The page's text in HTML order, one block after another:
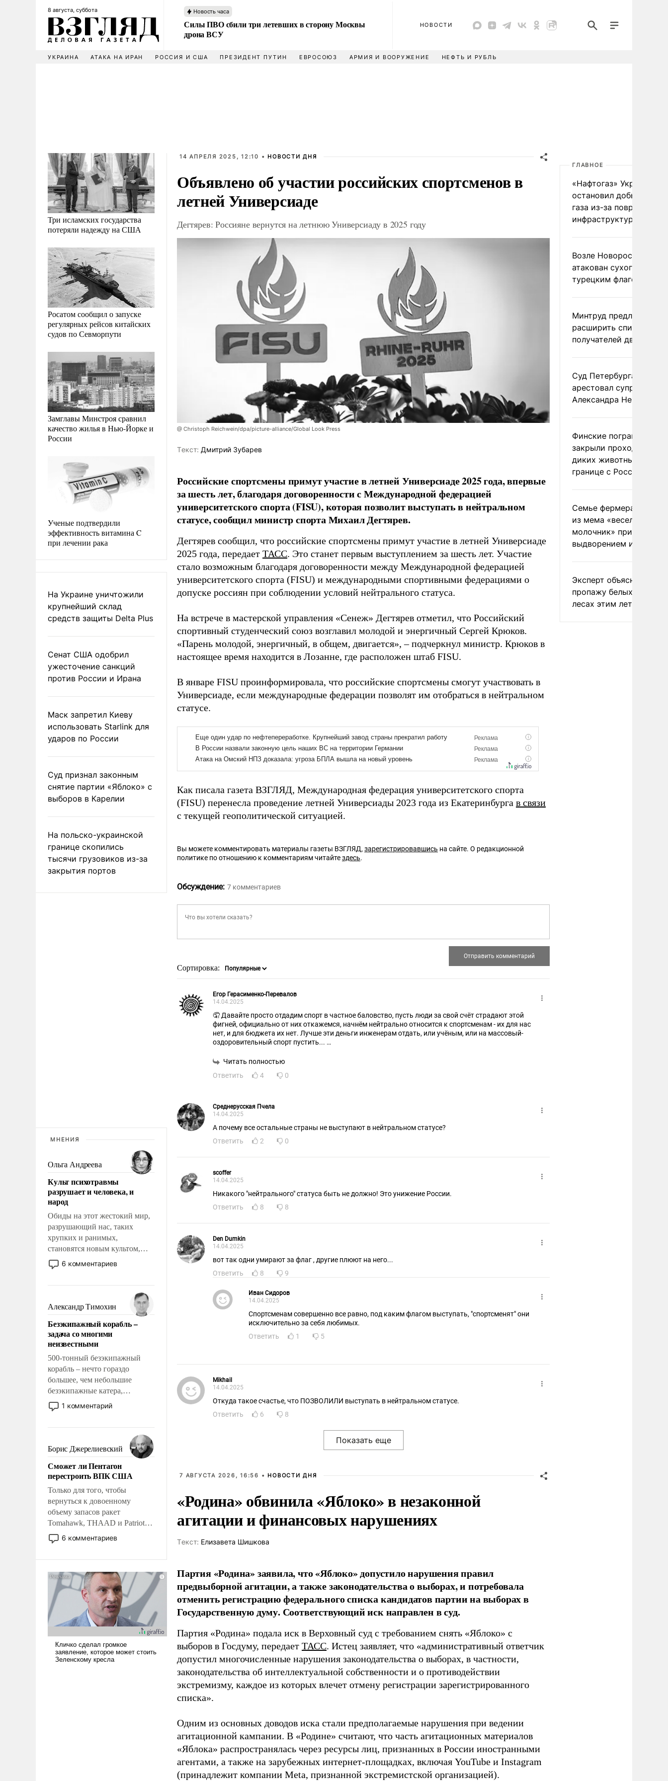
8 августа, суббота Новость часа
Силы ПВО сбили три летевших в сторону Москвы
дрона ВСУ
НОВОСТИ
УКРАИНА АТАКА НА ИРАН РОССИЯ И США ПРЕЗИДЕНТ ПУТИН ЕВРОСОЮЗ АРМИЯ И ВООРУЖЕНИЕ НЕФТЬ И РУБЛЬ
Три исламских государства
потеряли надежду на США
Росатом сообщил о запуске
регулярных рейсов китайских
судов по Севморпути
Замглавы Минстроя сравнил
качество жилья в Нью-Йорке и
России
Ученые подтвердили
эффективность витамина C
при лечении рака
На Украине уничтожили
крупнейший склад
средств защиты Delta Plus
Сенат США одобрил
ужесточение санкций
против России и Ирана
Маск запретил Киеву
использовать Starlink для
ударов по России
Суд признал законным
снятие партии «Яблоко» с
выборов в Карелии
На польско-украинской
границе скопились
тысячи грузовиков из-за
закрытия портов
МНЕНИЯ
Ольга Андреева
Культ психотравмы
разрушает и человека, и
народ
Обиды на этот жестокий мир,
разрушающий нас, таких
хрупких и ранимых,
становятся новым культом,
постепенно вытесняя и
отменяя традиционное
мужественным и твердым под
ударами судьбы, брать на себя
ответственность, помогать
слабым, идти вперед и
адаптироваться.
6 комментариев
Александр Тимохин
Безэкипажный корабль –
задача со многими
неизвестными
500-тонный безэкипажный
корабль – нечто гораздо
большее, чем небольшие
безэкипажные катера,
применение которых уже
стало обыденностью. Задача по
сложна и амбициозна. Однако
и ее реализация радикально
поднимет наши боевые
возможности.
1 комментарий
Борис Джерелиевский
Сможет ли Пентагон
перестроить ВПК США
Только для того, чтобы
вернуться к довоенному
объему запасов ракет
Tomahawk, THAAD и Patriot
США потребуется более трех
лет. Даже небольшая война с
Сложившаяся ситуация
означает многолетний период
уязвимости США, например,
перед Китаем.
6 комментариев
14 АПРЕЛЯ 2025, 12:10 • НОВОСТИ ДНЯ
Объявлено об участии российских спортсменов в
летней Универсиаде
Дегтярев: Россияне вернутся на летнюю Универсиаду в 2025 году
@ Christoph Reichwein/dpa/picture-alliance/Global Look Press
Tекст: Дмитрий Зубарев
Российские спортсмены примут участие в летней Универсиаде 2025 года, впервые
за шесть лет, благодаря договоренности с Международной федерацией
университетского спорта (FISU), которая позволит выступать в нейтральном
статусе, сообщил министр спорта Михаил Дегтярев.
Дегтярев сообщил, что российские спортсмены примут участие в летней Универсиаде
2025 года, передает ТАСС. Это станет первым выступлением за шесть лет. Участие
стало возможным благодаря договоренности между Международной федерацией
университетского спорта (FISU) и международными спортивными федерациями о
допуске россиян при соблюдении условий нейтрального статуса.
На встрече в мастерской управления «Сенеж» Дегтярев отметил, что Российский
спортивный студенческий союз возглавил молодой и энергичный Сергей Крюков.
«Парень молодой, энергичный, в общем, двигается», – подчеркнул министр. Крюков в
настоящее время находится в Лозанне, где расположен штаб FISU.
В январе FISU проинформировала, что российские спортсмены смогут участвовать в
Универсиаде, если международные федерации позволят им отобраться в нейтральном
статусе.
Как писала газета ВЗГЛЯД, Международная федерация университетского спорта
(FISU) перенесла проведение летней Универсиады 2023 года из Екатеринбурга в связи
с текущей геополитической ситуацией.
Вы можете комментировать материалы газеты ВЗГЛЯД,зарегистрировавшись на сайте. О редакционной
политике по отношению к комментариям читайтездесь.
Обсуждение: 7 комментариев
Сортировка:
Егор Герасименко-Перевалов
14.04.2025
🤦 Давайте просто отдадим спорт в частное баловство, пусть люди за свой счёт страдают этой
фигней, официально от них откажемся, начнём нейтрально относится к спортсменам - их для нас
нет, и для бюджета их нет. Лучше эти деньги инженерам отдать, или учёным, или на массовый-
оздоровительный спорт пустить...
Читать полностью
Ответить
4 0
Среднерусская Пчела
14.04.2025
А почему все остальные страны не выступают в нейтральном статусе?
Ответить
2 0
scoffer
14.04.2025
Никакого "нейтрального" статуса быть не должно! Это унижение России.
Ответить
8 8
Den Dumkin
14.04.2025
вот так одни умирают за флаг , другие плюют на него...
Ответить
8 9
Иван Сидоров
14.04.2025
Спортсменам совершенно все равно, под каким флагом выступать, "спортсменят" они
исключительно за себя любимых.
Ответить
1 5
Mikhail
14.04.2025
Откуда такое счастье, что ПОЗВОЛИЛИ выступать в нейтральном статусе.
Ответить
6 8
7 АВГУСТА 2026, 16:56 • НОВОСТИ ДНЯ
«Родина» обвинила «Яблоко» в незаконной
агитации и финансовых нарушениях
Tекст: Елизавета Шишкова
Партия «Родина» заявила, что «Яблоко» допустило нарушения правил
предвыборной агитации, а также законодательства о выборах, и потребовала
отменить регистрацию федерального списка кандидатов партии на выборах в
Государственную думу. Соответствующий иск направлен в суд.
Партия «Родина» подала иск в Верховный суд с требованием снять «Яблоко» с
выборов в Госдуму, передает ТАСС. Истец заявляет, что «административный ответчик
допустил многочисленные нарушения законодательства о выборах, в частности,
законодательства об интеллектуальной собственности и о противодействии
экстремизму, каждое из которых влечет отмену регистрации зарегистрированного
списка».
Одним из основных доводов иска стали предполагаемые нарушения при ведении
агитационной кампании. В «Родине» считают, что часть агитационных материалов
«Яблока» распространялась через ресурсы лиц, признанных в России иностранными
агентами, а также на зарубежных интернет-площадках, включая YouTube и Instagram
(принадлежит компании Meta, признанной экстремистской организацией).
ГЛАВНОЕ
«Нафтогаз» Украины
остановил добычу
газа из-за повреждения
инфраструктуры
Возле Новороссийска
атакован сухогруз под
турецким флагом
Минтруд предложил
расширить список
получателей двух
Суд Петербурга заочно
арестовал супругу
Александра Невзорова
Финские пограничники
закрыли проходы для
диких животных на
границе с Россией
Семье фермера
из мема «веселый
молочник» пригрозили
выдворением из
Эксперт объяснил
пропажу белых грибов
лесах этим летом